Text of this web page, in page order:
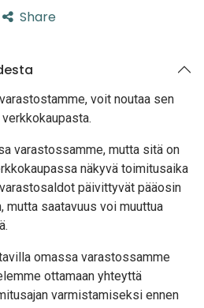
Share
voit noutaa sen
varastossamme, mutta sitä on
näkyvä toimitusaika
päivittyvät pääosin
saatavuus voi muuttua
omassa varastossamme
ottamaan yhteyttä
varmistamiseksi ennen